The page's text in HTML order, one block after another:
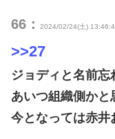
66： 2024/02/24(土)
>>27
ジョディと名前
あいつ組織側か
今となっては赤井